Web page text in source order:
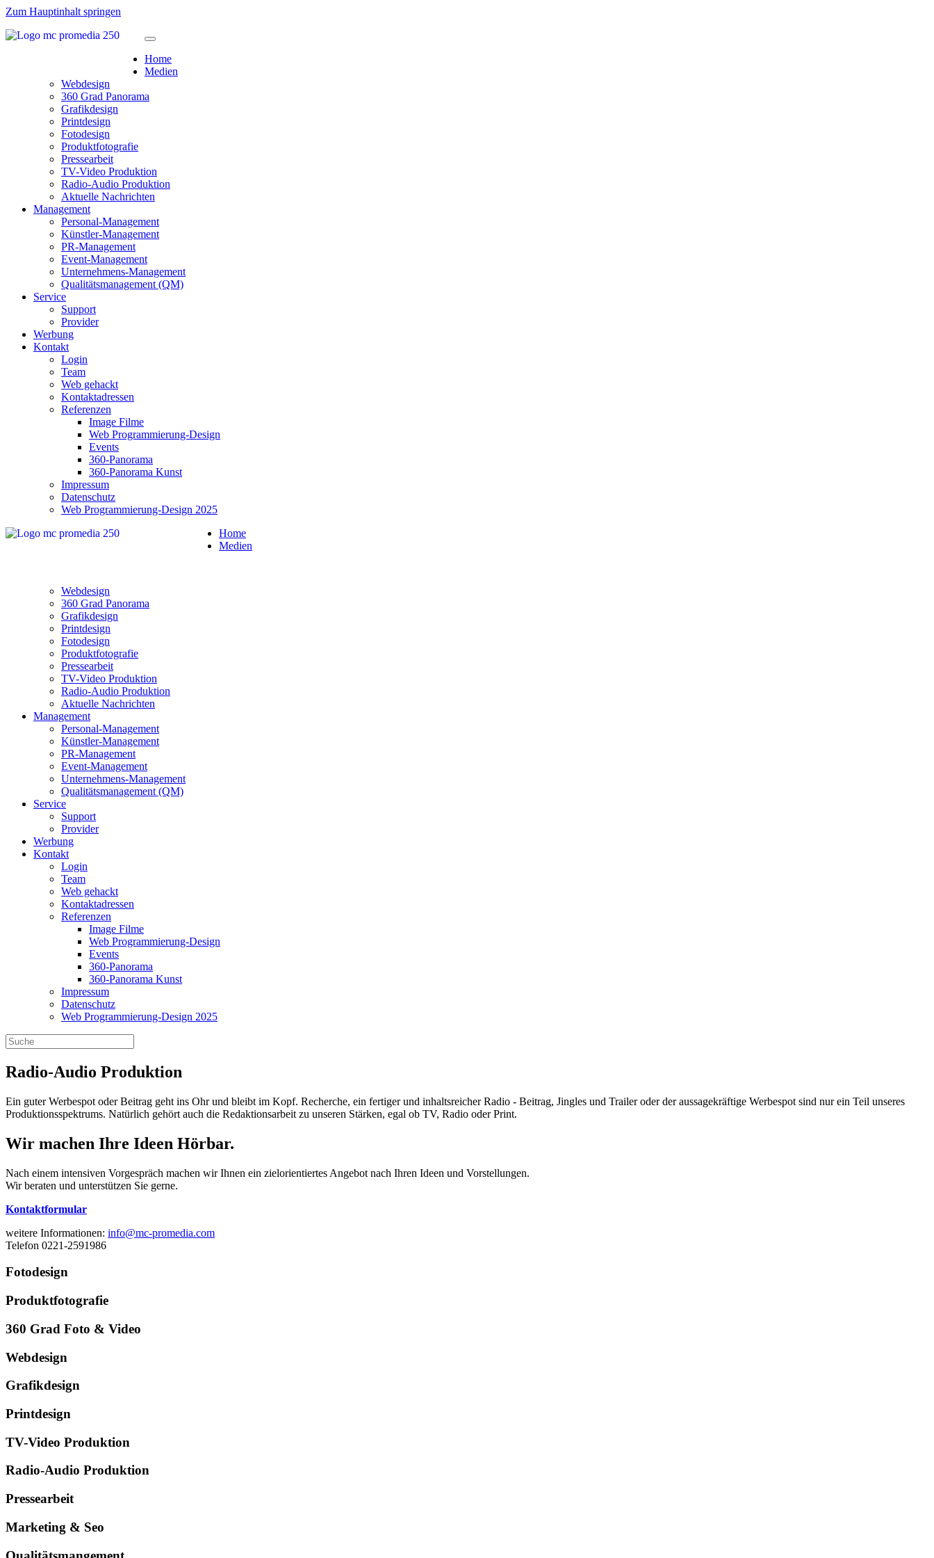
Zum Hauptinhalt springen
Home
Medien
Webdesign
360 Grad Panorama
Grafikdesign
Printdesign
Fotodesign
Produktfotografie
Pressearbeit
TV-Video Produktion
Radio-Audio Produktion
Aktuelle Nachrichten
Management
Personal-Management
Künstler-Management
PR-Management
Event-Management
Unternehmens-Management
Qualitätsmanagement (QM)
Service
Support
Provider
Werbung
Kontakt
Login
Team
Web gehackt
Kontaktadressen
Referenzen
Image Filme
Web Programmierung-Design
Events
360-Panorama
360-Panorama Kunst
Impressum
Datenschutz
Web Programmierung-Design 2025
Home
Medien
Webdesign
360 Grad Panorama
Grafikdesign
Printdesign
Fotodesign
Produktfotografie
Pressearbeit
TV-Video Produktion
Radio-Audio Produktion
Aktuelle Nachrichten
Management
Personal-Management
Künstler-Management
PR-Management
Event-Management
Unternehmens-Management
Qualitätsmanagement (QM)
Service
Support
Provider
Werbung
Kontakt
Login
Team
Web gehackt
Kontaktadressen
Referenzen
Image Filme
Web Programmierung-Design
Events
360-Panorama
360-Panorama Kunst
Impressum
Datenschutz
Web Programmierung-Design 2025
Radio-Audio Produktion
Ein guter Werbespot oder Beitrag geht ins Ohr und bleibt im Kopf. Recherche, ein fertiger und inhaltsreicher Radio - Beitrag, Jingles und Trailer oder der aussagekräftige Werbespot sind nur ein Teil unseres
Produktionsspektrums. Natürlich gehört auch die Redaktionsarbeit zu unseren Stärken, egal ob TV, Radio oder Print.
Wir machen Ihre Ideen Hörbar.
Nach einem intensiven Vorgespräch machen wir Ihnen ein zielorientiertes Angebot nach Ihren Ideen und Vorstellungen.
Wir beraten und unterstützen Sie gerne.
Kontaktformular
weitere Informationen: info@mc-promedia.com
Telefon 0221-2591986
Fotodesign
Produktfotografie
360 Grad Foto & Video
Webdesign
Grafikdesign
Printdesign
TV-Video Produktion
Radio-Audio Produktion
Pressearbeit
Marketing & Seo